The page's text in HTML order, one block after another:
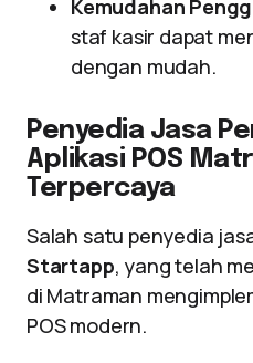
Kemudahan
staf kasir dapat
dengan mudah.
Penyedia Jasa
Aplikasi POS
Terpercaya
Salah satu penyedia
Startapp, yang telah
di Matraman
POS modern.